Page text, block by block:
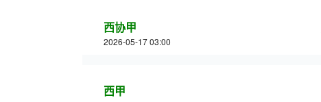
西协甲
2026-05-17 03:00
西甲